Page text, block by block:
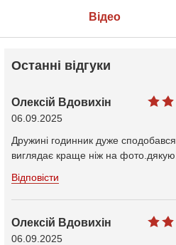
Відео
Останні відгуки
Олексій Вдовихін
06.09.2025
Дружині годинник дуже сподобався,
виглядає краще ніж на фото.дякую.
Відповісти
Олексій Вдовихін
06.09.2025